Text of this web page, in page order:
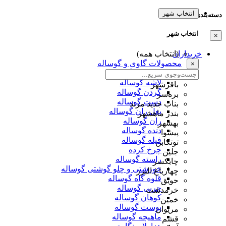
دسته‌بندی‌ها
×
خریداران
محصولات گاوی و گوساله
دمبالیچه گوساله
لاشه گوساله
گردن گوساله
دست گوساله
بغل ران گوساله
ران گوساله
دنده گوساله
فیله گوساله
چرخ کرده
راسته گوساله
خورشتی و چلو گوشتی گوساله
قلوه گاه گوساله
چربی گوساله
کوهان گوساله
پوست گوساله
ماهیچه گوساله
انتخاب شهر
انتخاب شهر
(انتخاب همه)
×
باقرشهر
بره‌سر
بناب جدید مرند
بندر ماهشهر
بهشهر
پیشوا
توتکابن
جلین
چابکسر
چهارباغ البرز
حویق
خرمدشت
خمین
مریوان
قشم